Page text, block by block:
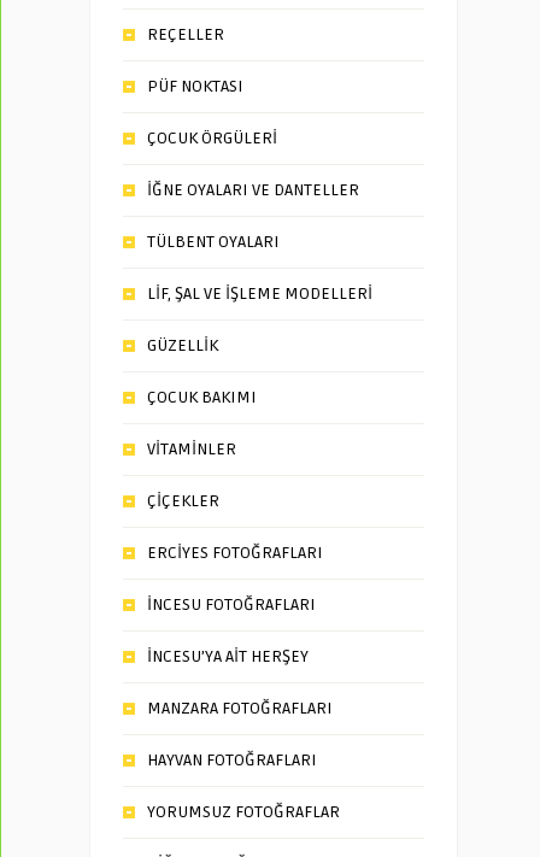
REÇELLER
PÜF NOKTASI
ÇOCUK ÖRGÜLERİ
İĞNE OYALARI VE DANTELLER
TÜLBENT OYALARI
LİF, ŞAL VE İŞLEME MODELLERİ
GÜZELLİK
ÇOCUK BAKIMI
VİTAMİNLER
ÇİÇEKLER
ERCİYES FOTOĞRAFLARI
İNCESU FOTOĞRAFLARI
İNCESU’YA AİT HERŞEY
MANZARA FOTOĞRAFLARI
HAYVAN FOTOĞRAFLARI
YORUMSUZ FOTOĞRAFLAR